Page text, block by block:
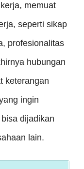
memuat
seperti sikap
profesionalitas
hubungan
keterangan
ingin
dijadikan
lain.